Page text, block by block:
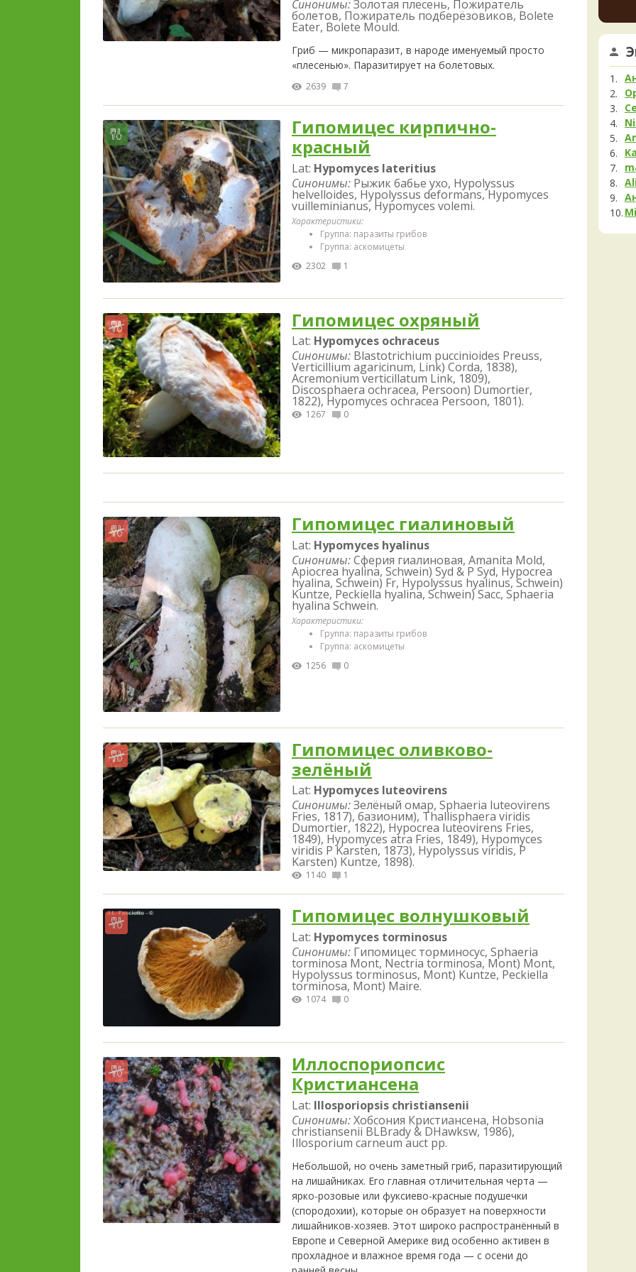
Синонимы:Золотая плесень, Пожиратель
болетов, Пожиратель подберёзовиков, Bolete
Eater, Bolete Mould.
Гриб — микропаразит, в народе именуемый просто
«плесенью». Паразитирует на болетовых.
2639 7
Гипомицес кирпично-
красный
Lat: Hypomyces lateritius
Синонимы: Рыжик бабье ухо, Hypolyssus
helvelloides, Hypolyssus deformans, Hypomyces
vuilleminianus, Hypomyces volemi.
Характеристики:
Группа: паразиты грибов
Группа: аскомицеты
2302
1
Гипомицес охряный
Lat: Hypomyces ochraceus
Синонимы: Blastotrichium puccinioides Preuss,
Verticillium agaricinum, Link) Corda, 1838),
Acremonium verticillatum Link, 1809),
Discosphaera ochracea, Persoon) Dumortier,
1822), Hypomyces ochracea Persoon, 1801).
1267 0
Гипомицес гиалиновый
Lat: Hypomyces hyalinus
Синонимы:Сферия гиалиновая, Amanita Mold,
Apiocrea hyalina, Schwein) Syd & P Syd, Hypocrea
hyalina, Schwein) Fr, Hypolyssus hyalinus, Schwein)
Kuntze, Peckiella hyalina, Schwein) Sacc, Sphaeria
hyalina Schwein.
Характеристики:
Группа: паразиты грибов
Группа: аскомицеты
1256
0
Гипомицес оливково-
зелёный
Lat: Hypomyces luteovirens
Синонимы:Зелёный омар, Sphaeria luteovirens
Fries, 1817), базионим), Thallisphaera viridis
Dumortier, 1822), Hypocrea luteovirens Fries,
1849), Hypomyces atra Fries, 1849), Hypomyces
viridis P Karsten, 1873), Hypolyssus viridis, P
Karsten) Kuntze, 1898).
1140 1
Гипомицес волнушковый
Lat: Hypomyces torminosus
Синонимы: Гипомицес торминосус, Sphaeria
torminosa Mont, Nectria torminosa, Mont) Mont,
Hypolyssus torminosus, Mont) Kuntze, Peckiella
torminosa, Mont) Maire.
1074 0
Иллоспориопсис
Кристиансена
Lat: Illosporiopsis christiansenii
Синонимы:Хобсония Кристиансена, Hobsonia
christiansenii BLBrady & DHawksw, 1986),
Illosporium carneum auct pp.
Небольшой, но очень заметный гриб, паразитирующий
на лишайниках. Его главная отличительная черта —
ярко-розовые или фуксиево-красные подушечки
(спородохии), которые он образует на поверхности
лишайников-хозяев. Этот широко распространённый в
Европе и Северной Америке вид особенно активен в
прохладное и влажное время года — с осени до
16
16
шамп,
16
18